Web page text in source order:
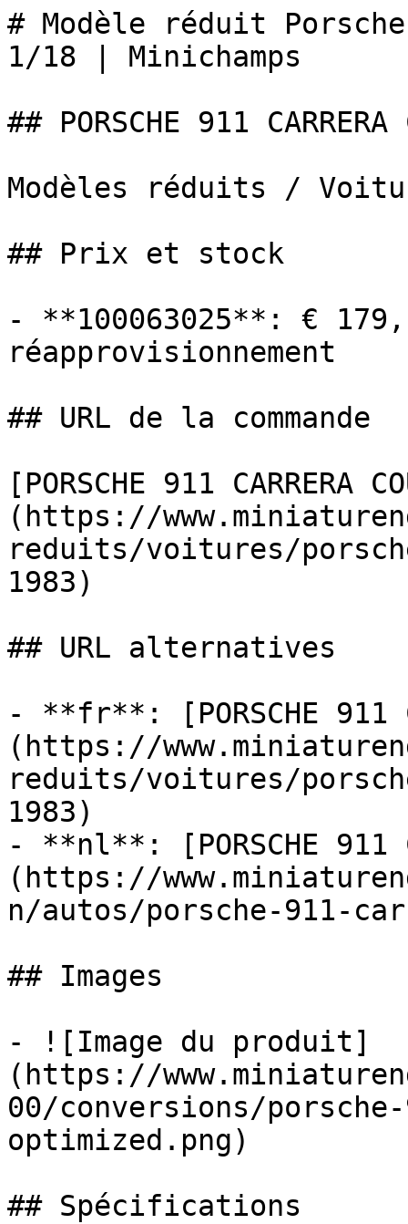
# Modèle réduit
1/18 | Minichamps
## PORSCHE 911
Modèles réduits /
## Prix et stock
- **100063025**: €
réapprovisionnement
## URL de la commande
[PORSCHE 911 CARRERA
(https://
reduits/voitures/
1983)
## URL alternatives
- **fr**: [PORSCHE 911
(https://
reduits/voitures/
1983)
- **nl**: [PORSCHE 911
(https://
n/autos/porsche-911-
## Images
- ![Image du produit]
(https://
00/conversions/
optimized.png)
## Spécifications